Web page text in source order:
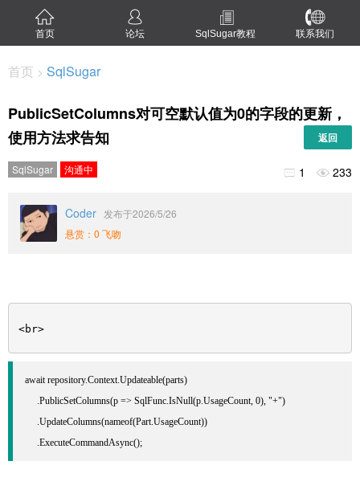
首页 论坛 SqlSugar教程 联系我们
首页 > SqlSugar
PublicSetColumns对可空默认值为0的字段的更新，
使用方法求告知
返回
SqlSugar 沟通中  1  233
Coder 发布于2026/5/26
悬赏：0 飞吻
<br>
await repository.Context.Updateable(parts)
.PublicSetColumns(p => SqlFunc.IsNull(p.UsageCount, 0), "+")
.UpdateColumns(nameof(Part.UsageCount))
.ExecuteCommandAsync();